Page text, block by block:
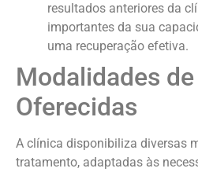
resultados anteriores da
importantes da sua
uma recuperação efetiva.
Modalidades
Oferecidas
A clínica disponibiliza diversas
tratamento, adaptadas às